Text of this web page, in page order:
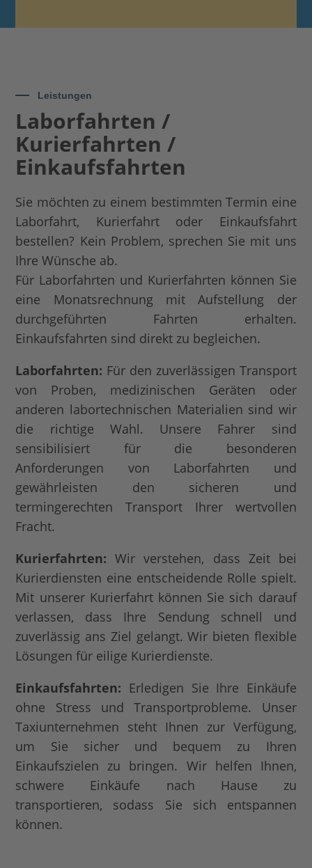
Leistungen
Laborfahrten /
Kurierfahrten /
Einkaufsfahrten
Sie möchten zu einem bestimmten Termin eine
Laborfahrt, Kurierfahrt oder Einkaufsfahrt
bestellen? Kein Problem, sprechen Sie mit uns
Ihre Wünsche ab.
Für Laborfahrten und Kurierfahrten können Sie
eine Monatsrechnung mit Aufstellung der
durchgeführten Fahrten erhalten.
Einkaufsfahrten sind direkt zu begleichen.
Laborfahrten: Für den zuverlässigen Transport
von Proben, medizinischen Geräten oder
anderen labortechnischen Materialien sind wir
die richtige Wahl. Unsere Fahrer sind
sensibilisiert für die besonderen
Anforderungen von Laborfahrten und
gewährleisten den sicheren und
termingerechten Transport Ihrer wertvollen
Fracht.
Kurierfahrten: Wir verstehen, dass Zeit bei
Kurierdiensten eine entscheidende Rolle spielt.
Mit unserer Kurierfahrt können Sie sich darauf
verlassen, dass Ihre Sendung schnell und
zuverlässig ans Ziel gelangt. Wir bieten flexible
Lösungen für eilige Kurierdienste.
Einkaufsfahrten: Erledigen Sie Ihre Einkäufe
ohne Stress und Transportprobleme. Unser
Taxiunternehmen steht Ihnen zur Verfügung,
um Sie sicher und bequem zu Ihren
Einkaufszielen zu bringen. Wir helfen Ihnen,
schwere Einkäufe nach Hause zu
transportieren, sodass Sie sich entspannen
können.